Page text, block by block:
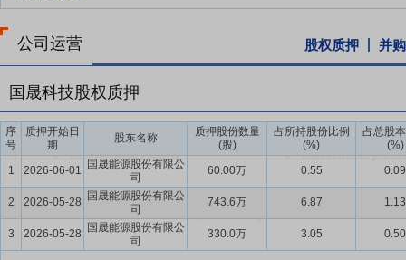
结全产业链布局奠定坚实技术基础。
要点8：质量管控及标准体系优势
公司坚持“质量是企业的生命”的
康安全管理体系认证。公司光伏组件产品相继通过了相关标准测试，
品设计开发、原材料采购、生产制造、市场销售到售后服务的全过程
业内拥有良好的质量口碑和品牌形象。
要点9：品牌建设与市场认可优势
园林生态业务方面，公司遵循生态
园外园生态环境提升四期工程、大兴新城城市休闲公园二标段、海淀
可。
多层次人才储备与激励优势
化组织模式，行信息化高效运营，打通业务流程与组织架构，实现各
公司运营 股权质押 并
国晟科技股权质押
序
号
质押开始日
期
股东名称
质押股份数量
(股)
占所持股份比例
(%)
占总股
(%)
1
2026-06-01
国晟能源股份有限公
司
60.00万 0.55 0.09
2 2026-05-28
国晟能源股份有限公
司
743.6万 6.87 1.13
3 2026-05-28
国晟能源股份有限公
司
330.0万 3.05 0.50